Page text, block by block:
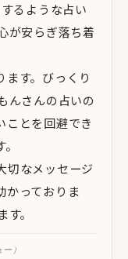
るような占い
が安らぎ落ち着
す。びっくり
んさんの占いの
ことを回避でき
切なメッセージ
かっておりま
。
）